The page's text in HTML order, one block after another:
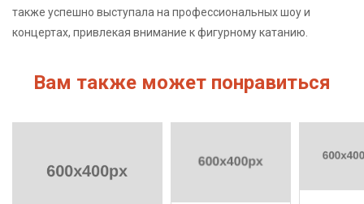
также успешно выступала на профессиональных шоу и
концертах, привлекая внимание к фигурному катанию.
Вам также может понравиться